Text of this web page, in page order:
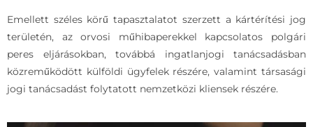
Emellett széles körű tapasztalatot szerzett a kártérítési jog
területén, az orvosi műhibaperekkel kapcsolatos polgári
peres eljárásokban, továbbá ingatlanjogi tanácsadásban
közreműködött külföldi ügyfelek részére, valamint társasági
jogi tanácsadást folytatott nemzetközi kliensek részére.